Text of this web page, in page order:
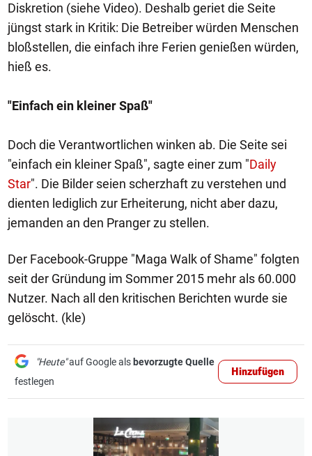
Diskretion (siehe Video). Deshalb geriet die Seite
jüngst stark in Kritik: Die Betreiber würden Menschen
bloßstellen, die einfach ihre Ferien genießen würden,
hieß es.
"Einfach ein kleiner Spaß"
Doch die Verantwortlichen winken ab. Die Seite sei
"einfach ein kleiner Spaß", sagte einer zum "Daily
Star". Die Bilder seien scherzhaft zu verstehen und
dienten lediglich zur Erheiterung, nicht aber dazu,
jemanden an den Pranger zu stellen.
Der Facebook-Gruppe "Maga Walk of Shame" folgten
seit der Gründung im Sommer 2015 mehr als 60.000
Nutzer. Nach all den kritischen Berichten wurde sie
gelöscht. (kle)
"Heute"auf Google als bevorzugte Quelle
festlegen
Hinzufügen
1/2